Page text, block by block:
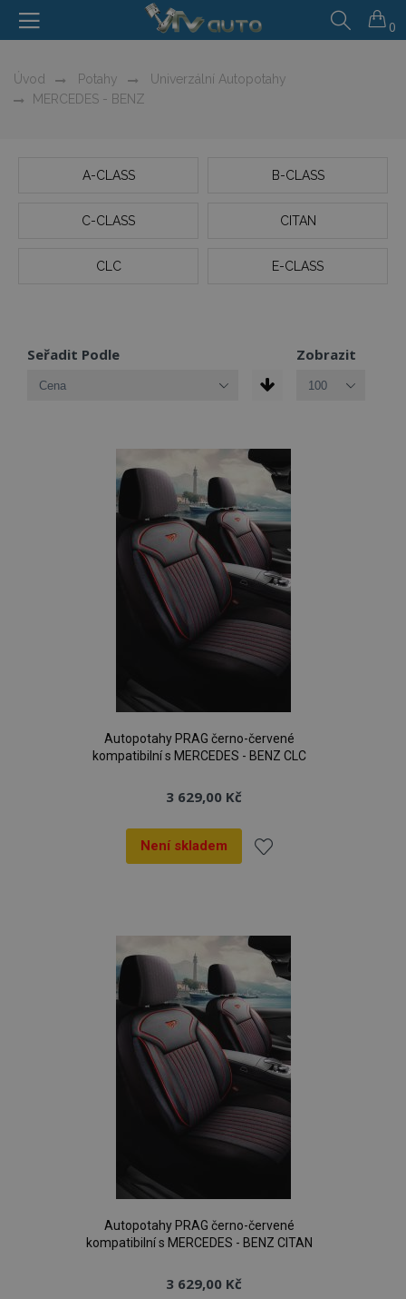
0
Úvod Potahy
Univerzální Autopotahy
MERCEDES - BENZ
A-CLASS B-CLASS
C-CLASS CITAN
CLC E-CLASS
Seřadit Podle Zobrazit
Autopotahy PRAG černo-červené
kompatibilní s MERCEDES - BENZ CLC
3 629,00 Kč
Není skladem
oblíbeným
Autopotahy PRAG černo-červené
kompatibilní s MERCEDES - BENZ CITAN
3 629,00 Kč